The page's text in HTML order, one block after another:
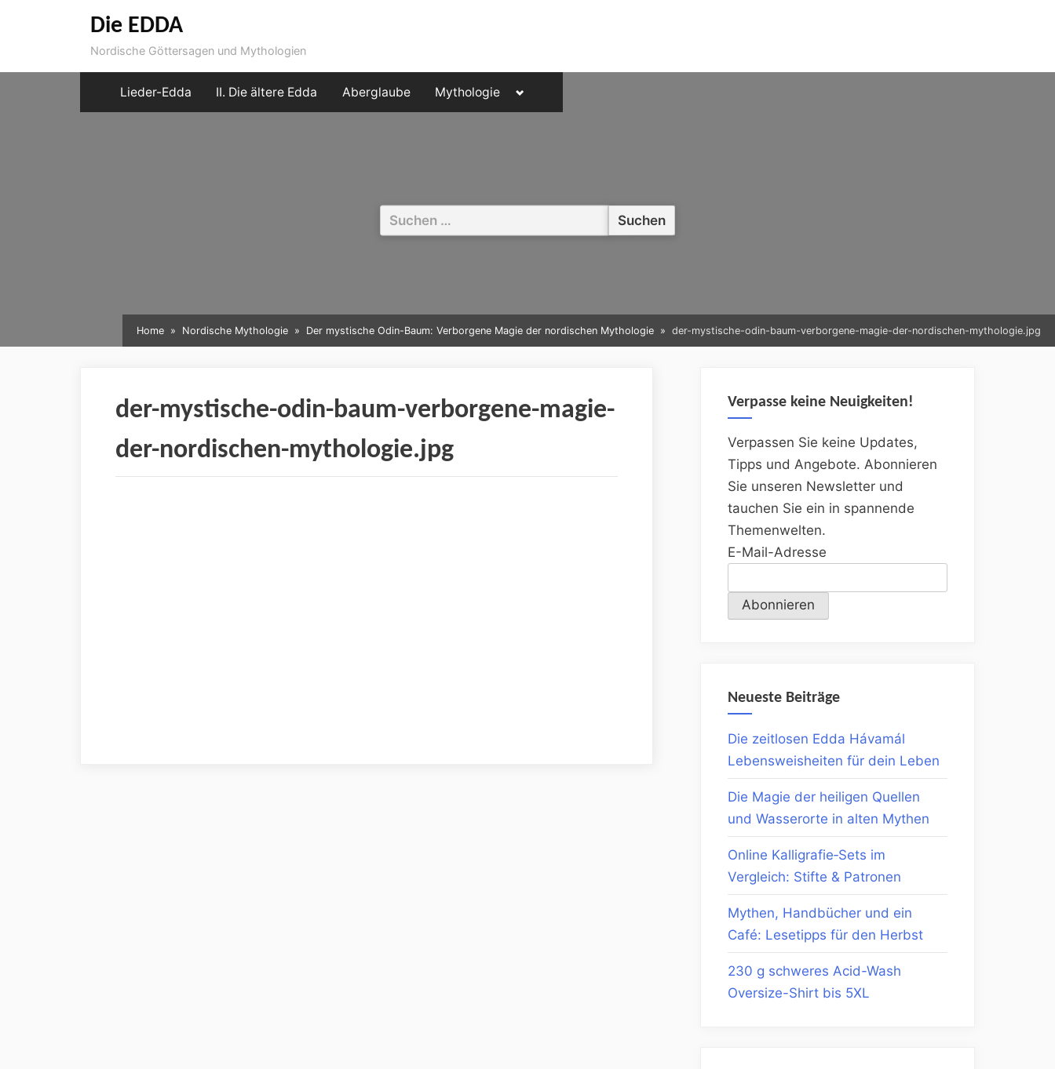
Die EDDA
Nordische Göttersagen und Mythologien
Lieder-Edda II. Die ältere Edda Aberglaube Mythologie
Toggle
menu
Suchen
nach:
Home Nordische Mythologie Der mystische Odin-Baum: Verborgene Magie der nordischen Mythologie der-mystische-odin-baum-verborgene-magie-der-nordischen-mythologie.jpg
der-mystische-odin-baum-verborgene-magie-
der-nordischen-mythologie.jpg
Verpasse keine Neuigkeiten!
Verpassen Sie keine Updates,
Tipps und Angebote. Abonnieren
Sie unseren Newsletter und
tauchen Sie ein in spannende
Themenwelten.
E-Mail-Adresse
Neueste Beiträge
Die zeitlosen Edda Hávamál
Lebensweisheiten für dein Leben
Die Magie der heiligen Quellen
und Wasserorte in alten Mythen
Online Kalligrafie‑Sets im
Vergleich: Stifte & Patronen
Mythen, Handbücher und ein
Café: Lesetipps für den Herbst
230 g schweres Acid-Wash
Oversize-Shirt bis 5XL